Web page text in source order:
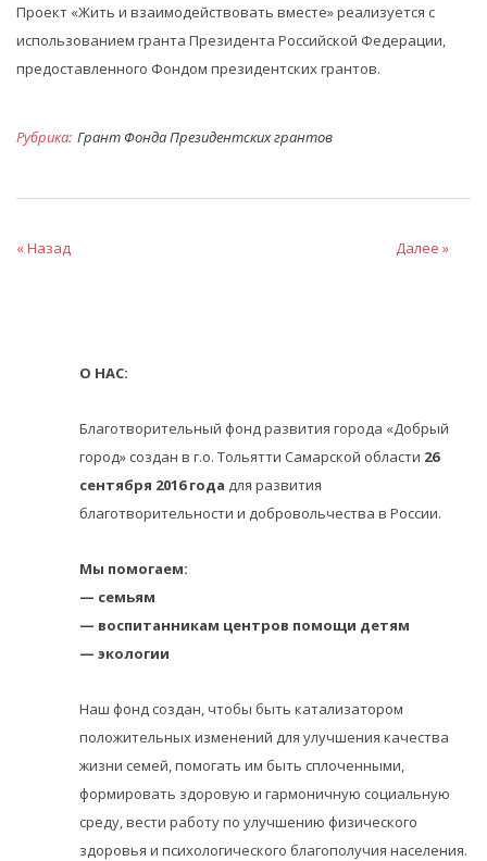
Проект «Жить и взаимодействовать вместе» реализуется с
использованием гранта Президента Российской Федерации,
предоставленного Фондом президентских грантов.
Рубрика: Грант Фонда Президентских грантов
« Назад Далее »
О НАС:
Благотворительный фонд развития города «Добрый
город» создан в г.о. Тольятти Самарской области 26
сентября 2016 года для развития
благотворительности и добровольчества в России.
Мы помогаем:
— семьям
— воспитанникам центров помощи детям
— экологии
Наш фонд создан, чтобы быть катализатором
положительных изменений для улучшения качества
жизни семей, помогать им быть сплоченными,
формировать здоровую и гармоничную социальную
среду, вести работу по улучшению физического
здоровья и психологического благополучия населения.